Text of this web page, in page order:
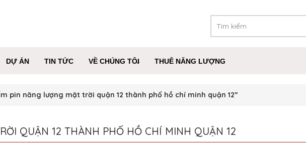
DỰ ÁN TIN TỨC VỀ CHÚNG TÔI THUÊ NĂNG LƯỢNG
pin năng lượng mặt trời quận 12 thành phố hồ chí minh quận 12”
QUẬN 12 THÀNH PHỐ HỒ CHÍ MINH QUẬN 12